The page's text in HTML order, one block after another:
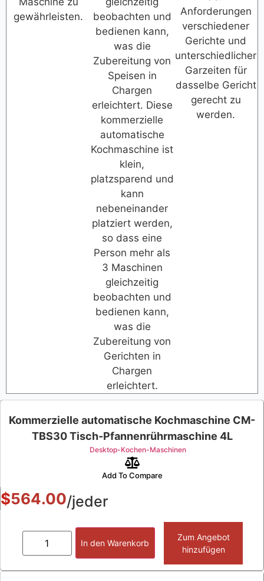
gewährleisten.
beobachten und
bedienen kann,
was die
Zubereitung von
Speisen in
Chargen
erleichtert. Diese
kommerzielle
automatische
Kochmaschine ist
klein,
platzsparend und
kann
nebeneinander
platziert werden,
so dass eine
Person mehr als
3 Maschinen
gleichzeitig
beobachten und
bedienen kann,
was die
Zubereitung von
Gerichten in
Chargen
erleichtert.
Anforderungen
verschiedener
Gerichte und
unterschiedlicher
Garzeiten für
dasselbe Gericht
gerecht zu
werden.
Kommerzielle automatische Kochmaschine CM-
TBS30 Tisch-Pfannenrührmaschine 4L
Desktop-Kochen-Maschinen
Add To Compare
$564.00/jeder
In den Warenkorb
Zum Angebot
hinzufügen